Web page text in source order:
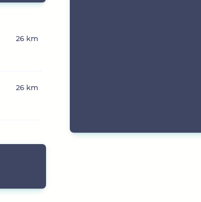
26 km
26 km